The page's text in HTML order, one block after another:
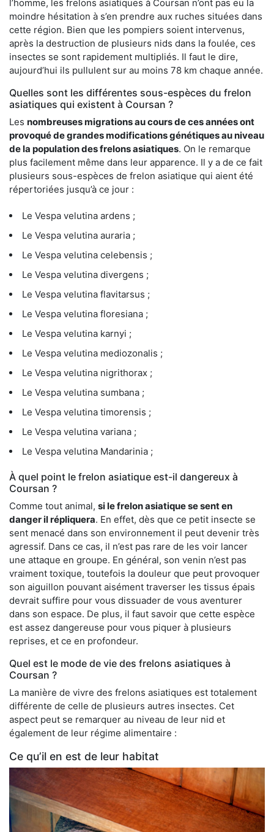
l’homme, les frelons asiatiques à Coursan n’ont pas eu la
moindre hésitation à s’en prendre aux ruches situées dans
cette région. Bien que les pompiers soient intervenus,
après la destruction de plusieurs nids dans la foulée, ces
insectes se sont rapidement multipliés. Il faut le dire,
aujourd’hui ils pullulent sur au moins 78 km chaque année.
Quelles sont les différentes sous-espèces du frelon
asiatiques qui existent à Coursan ?
Les nombreuses migrations au cours de ces années ont
provoqué de grandes modifications génétiques au niveau
de la population des frelons asiatiques. On le remarque
plus facilement même dans leur apparence. Il y a de ce fait
plusieurs sous-espèces de frelon asiatique qui aient été
répertoriées jusqu’à ce jour :
Le Vespa velutina ardens ;
Le Vespa velutina auraria ;
Le Vespa velutina celebensis ;
Le Vespa velutina divergens ;
Le Vespa velutina flavitarsus ;
Le Vespa velutina floresiana ;
Le Vespa velutina karnyi ;
Le Vespa velutina mediozonalis ;
Le Vespa velutina nigrithorax ;
Le Vespa velutina sumbana ;
Le Vespa velutina timorensis ;
Le Vespa velutina variana ;
Le Vespa velutina Mandarinia ;
À quel point le frelon asiatique est-il dangereux à
Coursan ?
Comme tout animal, si le frelon asiatique se sent en
danger il répliquera. En effet, dès que ce petit insecte se
sent menacé dans son environnement il peut devenir très
agressif. Dans ce cas, il n’est pas rare de les voir lancer
une attaque en groupe. En général, son venin n’est pas
vraiment toxique, toutefois la douleur que peut provoquer
son aiguillon pouvant aisément traverser les tissus épais
devrait suffire pour vous dissuader de vous aventurer
dans son espace. De plus, il faut savoir que cette espèce
est assez dangereuse pour vous piquer à plusieurs
reprises, et ce en profondeur.
Quel est le mode de vie des frelons asiatiques à
Coursan ?
La manière de vivre des frelons asiatiques est totalement
différente de celle de plusieurs autres insectes. Cet
aspect peut se remarquer au niveau de leur nid et
également de leur régime alimentaire :
Ce qu’il en est de leur habitat